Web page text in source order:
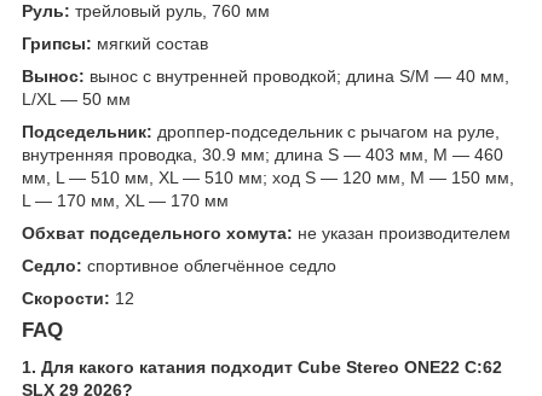
Руль: трейловый руль, 760 мм
Грипсы: мягкий состав
Вынос: вынос с внутренней проводкой; длина S/M — 40 мм,
L/XL — 50 мм
Подседельник: дроппер-подседельник с рычагом на руле,
внутренняя проводка, 30.9 мм; длина S — 403 мм, M — 460
мм, L — 510 мм, XL — 510 мм; ход S — 120 мм, M — 150 мм,
L — 170 мм, XL — 170 мм
Обхват подседельного хомута: не указан производителем
Седло: спортивное облегчённое седло
Скорости: 12
FAQ
1. Для какого катания подходит Cube Stereo ONE22 C:62
SLX 29 2026?